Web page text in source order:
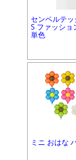
センペルテ
S ファッショ
単色
ミニ おはな